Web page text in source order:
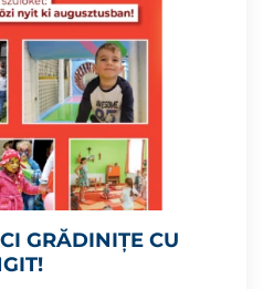
GRĂDINIȚE CU